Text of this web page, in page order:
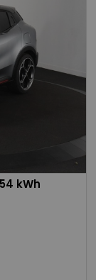
kWh